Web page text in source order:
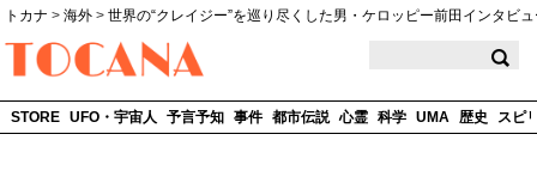
トカナ > 海外 > 世界の“クレイジー”を巡り尽くした男・ケロッピー前田インタビ
STORE UFO・宇宙人 予言予知 事件 都市伝説 心霊 科学 UMA 歴史 スピ